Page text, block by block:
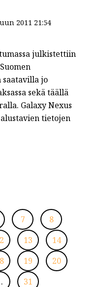
2011 21:54
julkistettiin
jo
sekä täällä
Galaxy Nexus
tietojen
7
8
13
14
19
20
31